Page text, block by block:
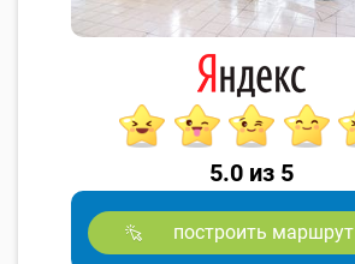
5.0 из 5
построить маршрут